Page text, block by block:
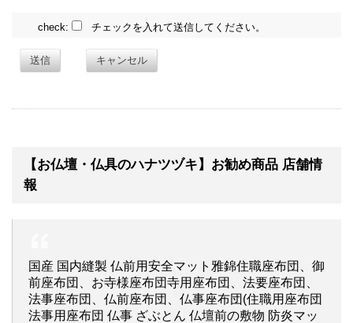
check: チェックを入れて送信してください。
送信 キャンセル
【お仏壇・仏具のハナツヅキ】お勧め商品 店舗情
報
国産 国内縫製 仏前用安全マット雅錦住職座布団、御
前座布団、お寺様座布団寺用座布団、法要座布団、
法事座布団、仏前座布団、仏事座布団(住職用座布団
法事用座布団 仏事 ざぶとん 仏壇前の敷物 防炎マッ